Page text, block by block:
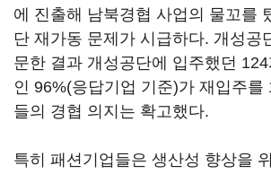
에 진출해 남북경협 사업의 물꼬를
단 재가동 문제가 시급하다. 개성공
문한 결과 개성공단에 입주했던
인 96%(응답기업 기준)가 재입주를
들의 경협 의지는 확고했다.
특히 패션기업들은 생산성 향상을